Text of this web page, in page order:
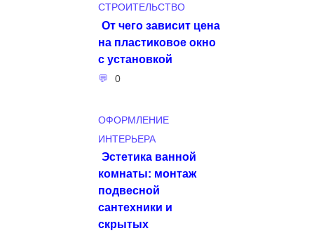
СТРОИТЕЛЬСТВО
От чего зависит цена
на пластиковое окно
с установкой
0
ОФОРМЛЕНИЕ
ИНТЕРЬЕРА
Эстетика ванной
комнаты: монтаж
подвесной
сантехники и
скрытых